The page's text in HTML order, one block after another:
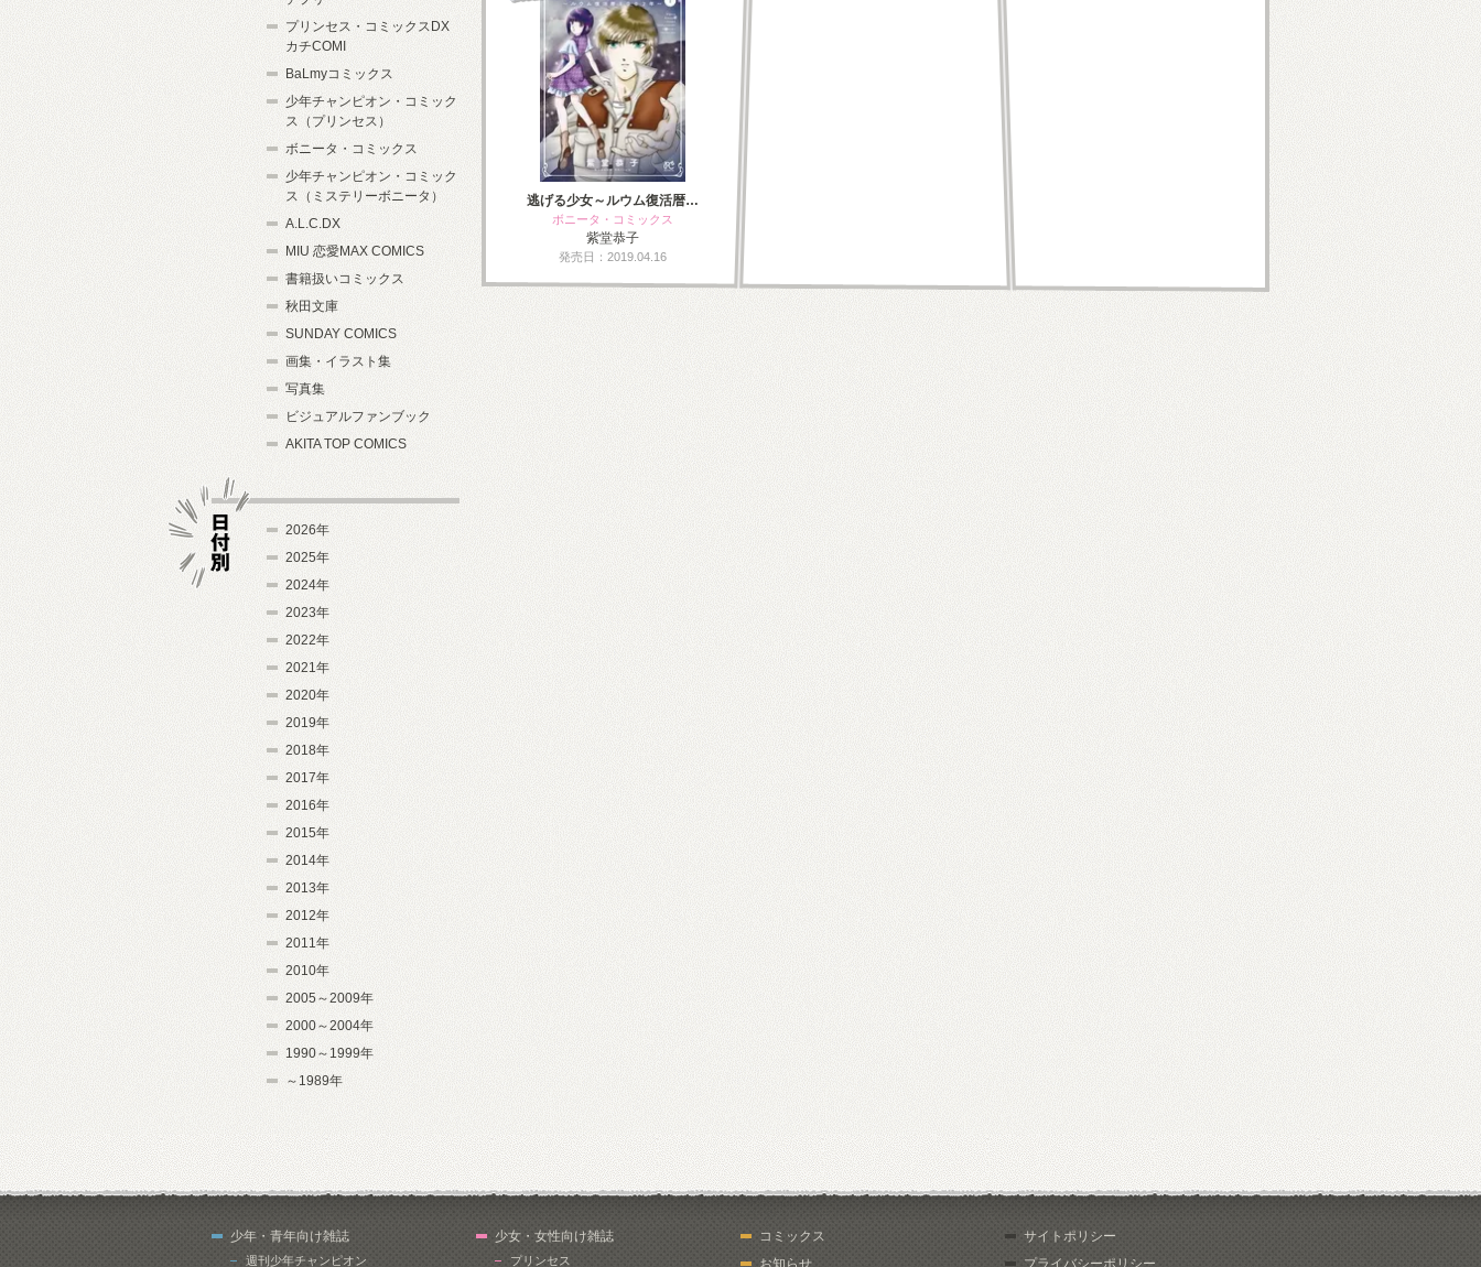
逃げる少女～ルウム復活暦…
ボニータ・コミックス
紫堂恭子
発売日：2019.04.16
プリンセス・コミックスDX
カチCOMI
BaLmyコミックス
少年チャンピオン・コミック
ス（プリンセス）
ボニータ・コミックス
少年チャンピオン・コミック
ス（ミステリーボニータ）
A.L.C.DX
MIU 恋愛MAX COMICS
書籍扱いコミックス
秋田文庫
SUNDAY COMICS
画集・イラスト集
写真集
ビジュアルファンブック
AKITA TOP COMICS
2026年
2025年
2024年
2023年
2022年
2021年
2020年
2019年
2018年
2017年
2016年
2015年
2014年
2013年
2012年
2011年
2010年
2005～2009年
2000～2004年
1990～1999年
～1989年
少年・青年向け雑誌
週刊少年チャンピオン
少女・女性向け雑誌
プリンセス
コミックス
お知らせ
サイトポリシー
プライバシーポリシー